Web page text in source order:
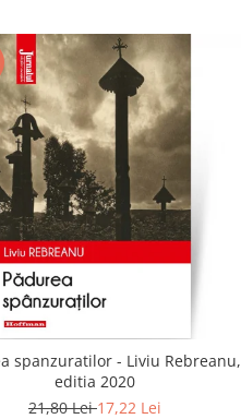
spanzuratilor - Liviu Rebreanu,
editia 2020
21,80 Lei17,22 Lei